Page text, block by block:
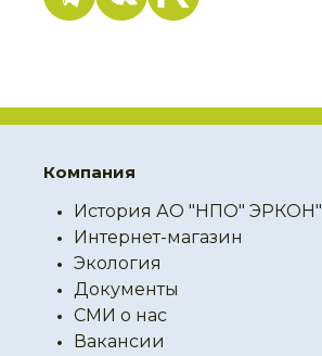
Компания
История АО "НПО" ЭРКОН"
Интернет-магазин
Экология
Документы
СМИ о нас
Вакансии